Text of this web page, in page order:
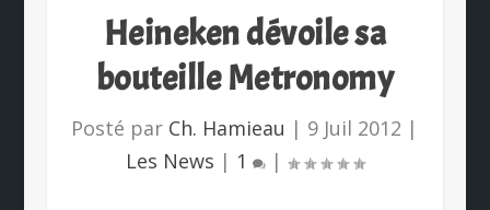
Heineken dévoile sa
bouteille Metronomy
Posté par Ch. Hamieau | 9 Juil 2012 |
Les News | 1 |